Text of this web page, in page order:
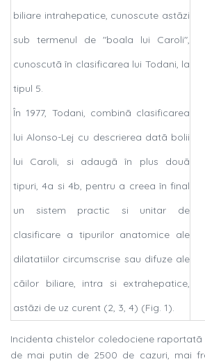
biliare intrahepatice, cunoscute astãzi
sub termenul de "boala lui Caroli",
cunoscutã în clasificarea lui Todani, la
tipul 5.
În 1977, Todani, combinã clasificarea
lui Alonso-Lej cu descrierea datã bolii
lui Caroli, si adaugã în plus douã
tipuri, 4a si 4b, pentru a creea în final
un sistem practic si unitar de
clasificare a tipurilor anatomice ale
dilatatiilor circumscrise sau difuze ale
cãilor biliare, intra si extrahepatice,
astãzi de uz curent (2, 3, 4) (Fig. 1).
Incidenta chistelor coledociene
de mai putin de 2500 de cazuri, mai